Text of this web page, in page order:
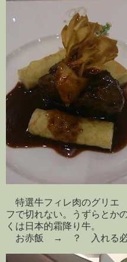
特選牛フィレ肉のグリ
フで切れない。うずらとか
くは日本的霜降り牛。
お赤飯 → ？ 入れる必